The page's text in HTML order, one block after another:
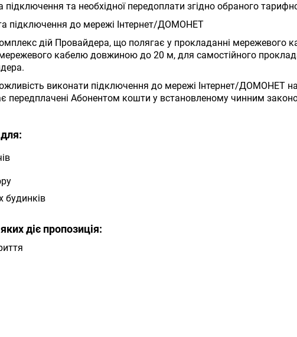
підключення та необхідної передоплати згідно обраного
підключення до мережі Інтернет/ДОМОНЕТ
дій Провайдера, що полягає у прокладанні мережевого
кабелю довжиною до 20 м, для самостійного
виконати підключення до мережі Інтернет/ДОМОНЕТ
передплачені Абонентом кошти у встановленому чинним
будинків
діє пропозиція: